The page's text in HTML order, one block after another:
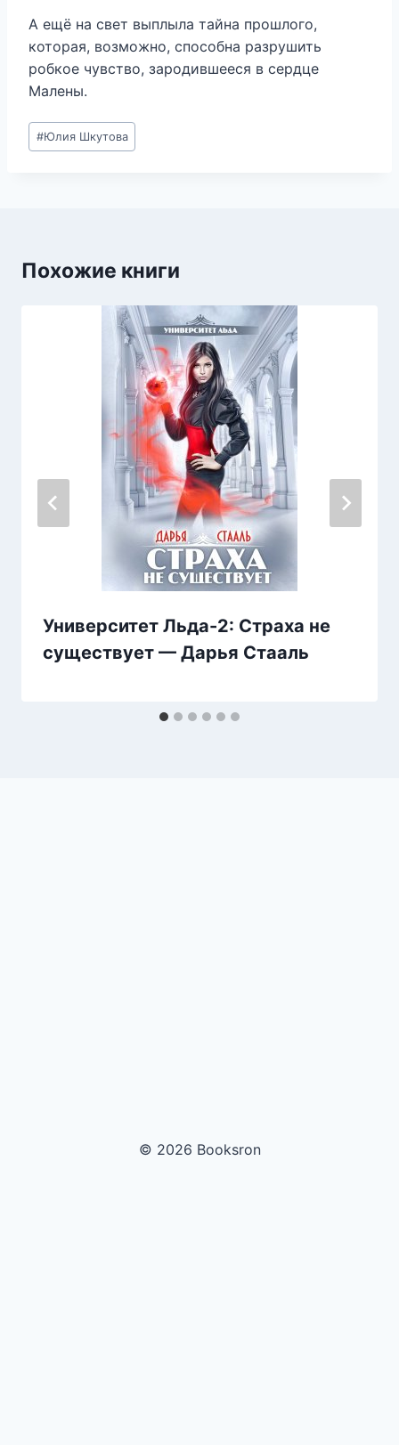
А ещё на свет выплыла тайна прошлого,
которая, возможно, способна разрушить
робкое чувство, зародившееся в сердце
Малены.
Метки
записи:
#Юлия Шкутова
Похожие книги
Университет Льда-2: Страха не
существует — Дарья Стааль
© 2026 Booksron